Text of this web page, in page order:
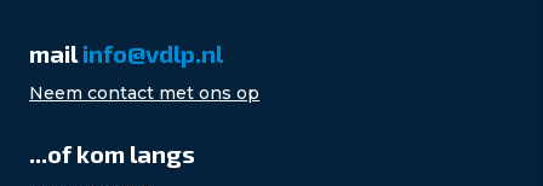
mail info@vdlp.nl
Neem contact met ons op
...of kom langs